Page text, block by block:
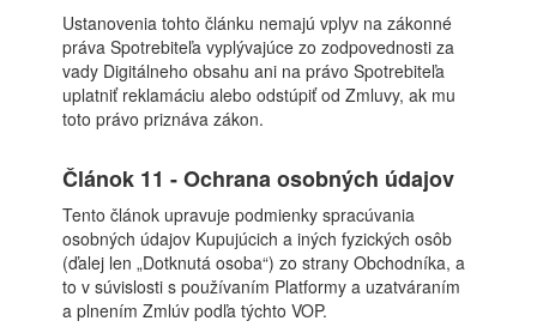
Ustanovenia tohto článku nemajú vplyv na zákonné
práva Spotrebiteľa vyplývajúce zo zodpovednosti za
vady Digitálneho obsahu ani na právo Spotrebiteľa
uplatniť reklamáciu alebo odstúpiť od Zmluvy, ak mu
toto právo priznáva zákon.
Článok 11 - Ochrana osobných údajov
Tento článok upravuje podmienky spracúvania
osobných údajov Kupujúcich a iných fyzických osôb
(ďalej len „Dotknutá osoba“) zo strany Obchodníka, a
to v súvislosti s používaním Platformy a uzatváraním
a plnením Zmlúv podľa týchto VOP.